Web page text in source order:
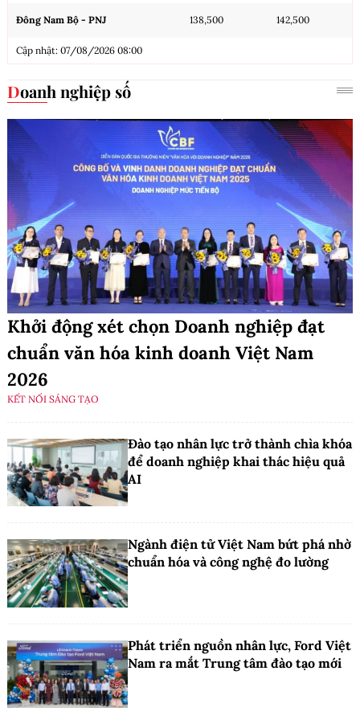
Đông Nam Bộ - PNJ 138,500 142,500
Cập nhật: 07/08/2026 08:00
Doanh nghiệp số
Khởi động xét chọn Doanh nghiệp đạt
chuẩn văn hóa kinh doanh Việt Nam
2026
KẾT NỐI SÁNG TẠO
Đào tạo nhân lực trở thành chìa khóa
để doanh nghiệp khai thác hiệu quả
AI
Ngành điện tử Việt Nam bứt phá nhờ
chuẩn hóa và công nghệ đo lường
Phát triển nguồn nhân lực, Ford Việt
Nam ra mắt Trung tâm đào tạo mới